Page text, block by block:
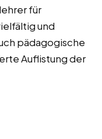
für
und
pädagogische
Auflistung der